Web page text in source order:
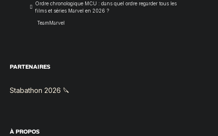
Ordre chronologique MCU : dans quel ordre regarder tous les
films et séries Marvel en 2026 ?
TeamMarvel
PARTENAIRES
Stabathon 2026 🔪
À PROPOS